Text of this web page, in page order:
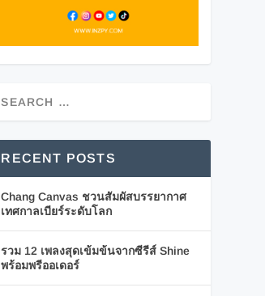
RECENT POSTS
Chang Canvas ชวนสัมผัสบรรยากาศ
เทศกาลเบียร์ระดับโลก
รวม 12 เพลงสุดเข้มข้นจากซีรีส์ Shine
พร้อมพรีออเดอร์